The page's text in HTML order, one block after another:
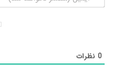
0نظرات